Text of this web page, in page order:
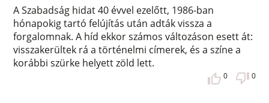
A Szabadság hidat 40 évvel ezelőtt, 1986-ban
hónapokig tartó felújítás után adták vissza a
forgalomnak. A híd ekkor számos változáson esett át:
visszakerültek rá a történelmi címerek, és a színe a
korábbi szürke helyett zöld lett.
0 0